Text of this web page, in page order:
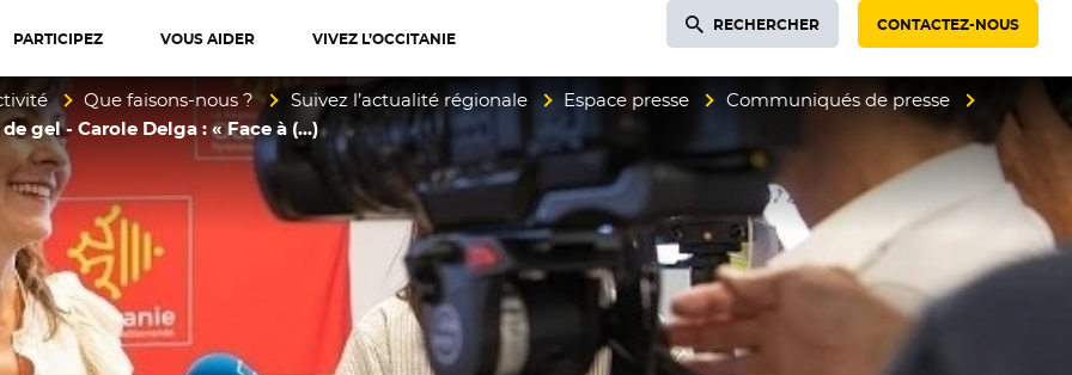
PARTICIPEZ VOUS AIDER VIVEZ L’OCCITANIE
RECHERCHER CONTACTEZ-NOUS
Que faisons-nous ? Suivez l’actualité régionale Espace presse
Communiqués de presse
gel - Carole Delga : « Face à (…)